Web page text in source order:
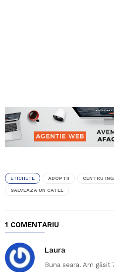
ETICHETE ADOPTII CENTRU
SALVEAZA UN CATEL
1 COMENTARIU
Laura
Buna seara. Am